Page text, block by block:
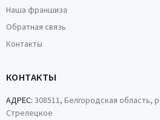
Наша франшиза
Обратная связь
Контакты
КОНТАКТЫ
АДРЕС: 308511, Белгородская область,
Стрелецкое